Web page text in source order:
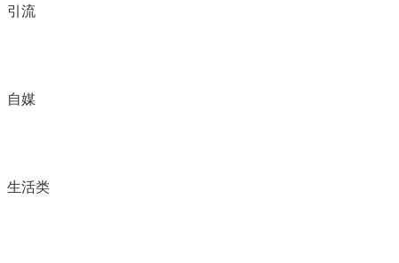
引流
自媒
生活类